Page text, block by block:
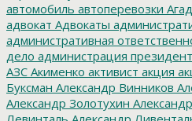
автомобиль автоперевозки
адвокат Адвокаты
административная
дело администрация
АЗС Акименко активист акция
Буксман Александр Винников
Александр Золотухин